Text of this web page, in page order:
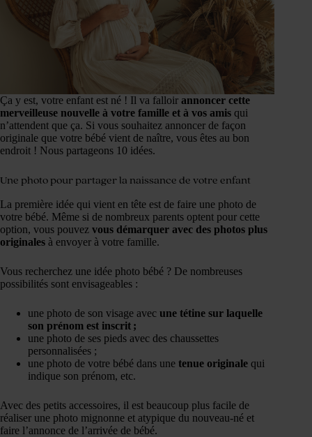
Ça y est, votre enfant est né ! Il va falloir annoncer cette
merveilleuse nouvelle à votre famille et à vos amis qui
n’attendent que ça. Si vous souhaitez annoncer de façon
originale que votre bébé vient de naître, vous êtes au bon
endroit ! Nous partageons 10 idées.
Une photo pour partager la naissance de votre enfant
La première idée qui vient en tête est de faire une photo de
votre bébé. Même si de nombreux parents optent pour cette
option, vous pouvez vous démarquer avec des photos plus
originales à envoyer à votre famille.
Vous recherchez une idée photo bébé ? De nombreuses
possibilités sont envisageables :
une photo de son visage avec une tétine sur laquelle
son prénom est inscrit ;
une photo de ses pieds avec des chaussettes
personnalisées ;
une photo de votre bébé dans une tenue originale qui
indique son prénom, etc.
Avec des petits accessoires, il est beaucoup plus facile de
réaliser une photo mignonne et atypique du nouveau-né et
faire l’annonce de l’arrivée de bébé.